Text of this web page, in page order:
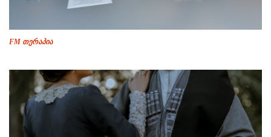
FM თერაპია